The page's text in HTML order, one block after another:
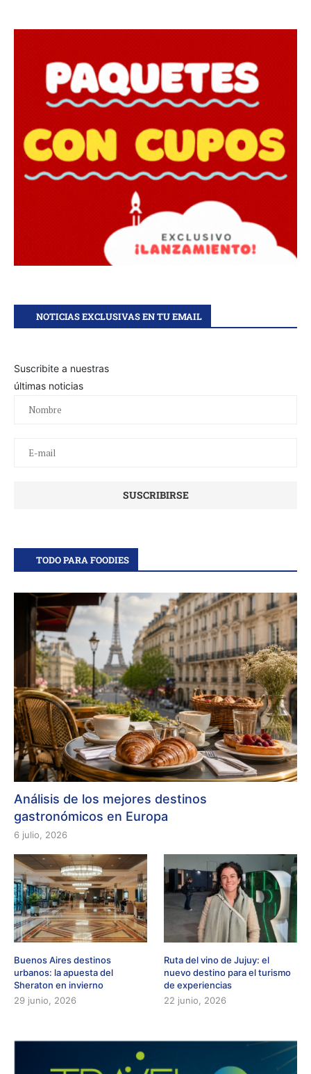
NOTICIAS EXCLUSIVAS EN TU EMAIL
Suscribite a nuestras
últimas noticias
TODO PARA FOODIES
Análisis de los mejores destinos
gastronómicos en Europa
6 julio, 2026
Buenos Aires destinos
urbanos: la apuesta del
Sheraton en invierno
29 junio, 2026
Ruta del vino de Jujuy: el
nuevo destino para el turismo
de experiencias
22 junio, 2026